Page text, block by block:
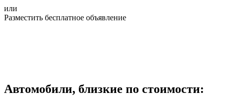
или
Разместить бесплатное объявление
Автомобили, близкие по стоимости: